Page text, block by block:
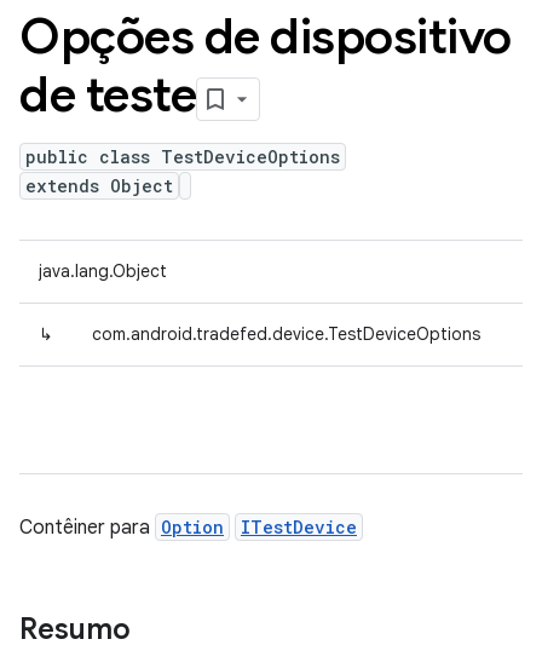
Opções de dispositivo
de teste
public class TestDeviceOptions
extends Object
java.lang.Object
↳ com.android.tradefed.device.TestDeviceOptions
Contêiner para Option ITestDevice
Resumo